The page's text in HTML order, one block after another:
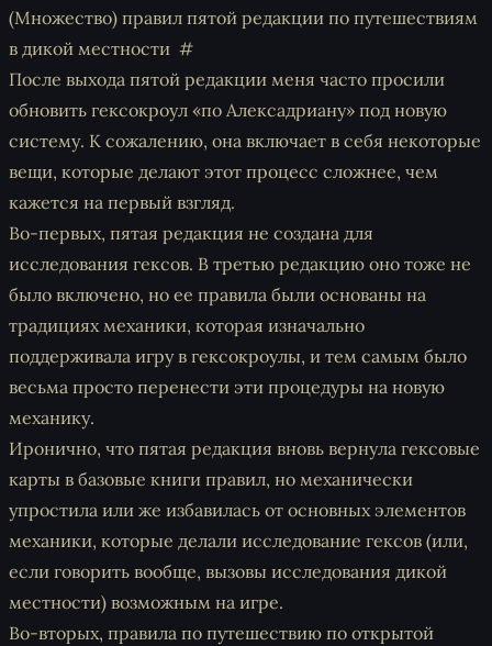
(Множество) правил пятой редакции по путешествиям
в дикой местности
После выхода пятой редакции меня часто просили
обновить гексокроул «по Алексадриану» под новую
систему. К сожалению, она включает в себя некоторые
вещи, которые делают этот процесс сложнее, чем
кажется на первый взгляд.
Во-первых, пятая редакция не создана для
исследования гексов. В третью редакцию оно тоже не
было включено, но ее правила были основаны на
традициях механики, которая изначально
поддерживала игру в гексокроулы, и тем самым было
весьма просто перенести эти процедуры на новую
механику.
Иронично, что пятая редакция вновь вернула гексовые
карты в базовые книги правил, но механически
упростила или же избавилась от основных элементов
механики, которые делали исследование гексов (или,
если говорить вообще, вызовы исследования дикой
местности) возможным на игре.
Во-вторых, правила по путешествию по открытой